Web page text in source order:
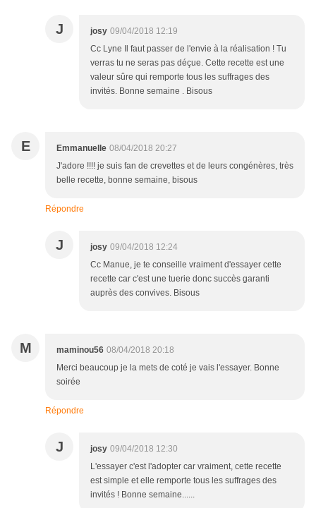
J josy 09/04/2018 12:19
Cc Lyne Il faut passer de l'envie à la réalisation ! Tu
verras tu ne seras pas déçue. Cette recette est une
valeur sûre qui remporte tous les suffrages des
invités. Bonne semaine . Bisous
E Emmanuelle 08/04/2018 20:27
J'adore !!!! je suis fan de crevettes et de leurs congénères, très
belle recette, bonne semaine, bisous
Répondre
J josy 09/04/2018 12:24
Cc Manue, je te conseille vraiment d'essayer cette
recette car c'est une tuerie donc succès garanti
auprès des convives. Bisous
M maminou56 08/04/2018 20:18
Merci beaucoup je la mets de coté je vais l'essayer. Bonne
soirée
Répondre
J josy 09/04/2018 12:30
L'essayer c'est l'adopter car vraiment, cette recette
est simple et elle remporte tous les suffrages des
invités ! Bonne semaine......